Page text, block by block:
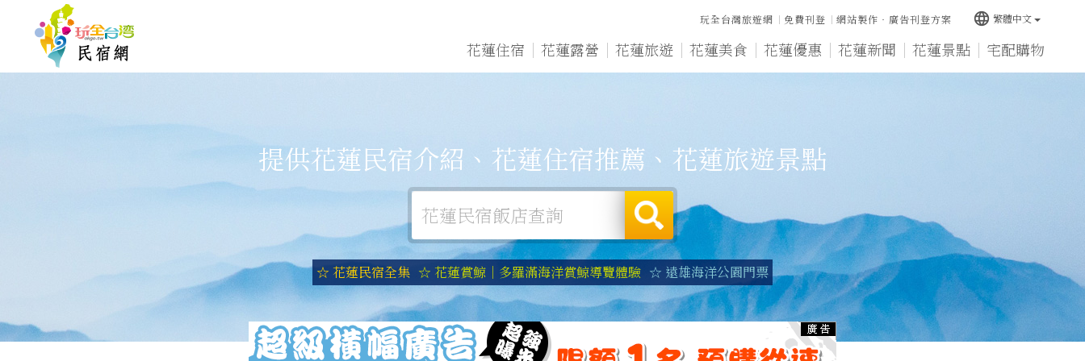
花蓮住宿 花蓮露營 花蓮旅遊 花蓮美食 花蓮優惠 花蓮新聞 花蓮景點 宅配購物
玩全台灣旅遊網 免費刊登 網站製作‧廣告刊登方案 language 繁體中文
提供花蓮民宿介紹、花蓮住宿推薦、花蓮旅遊景點
☆ 花蓮民宿全集 ☆ 花蓮賞鯨｜多羅滿海洋賞鯨導覽體驗 ☆ 遠雄海洋公園門票